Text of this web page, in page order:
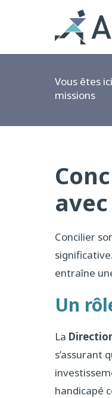
Vous êtes
missions
Concilier
entraîne
Un
La
s’assurant
handicapé